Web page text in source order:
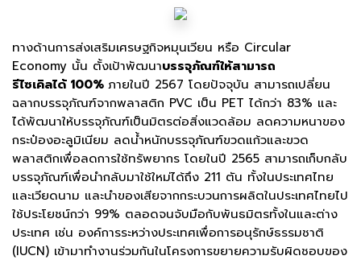
ทางด้านการส่งเสริมเศรษฐกิจหมุนเวียน หรือ Circular
Economy นั้น ตั้งเป้าพัฒนาบรรจุภัณฑ์ให้สามารถ
รีไซเคิลได้ 100% ภายในปี 2567 โดยปัจจุบัน สามารถเปลี่ยน
ฉลากบรรจุภัณฑ์จากพลาสติก PVC เป็น PET ได้กว่า 83% และ
ได้พัฒนาให้บรรจุภัณฑ์เป็นมิตรต่อสิ่งแวดล้อม ลดความหนาของ
กระป๋องอะลูมิเนียม ลดน้ำหนักบรรจุภัณฑ์ขวดแก้วและขวด
พลาสติกเพื่อลดการใช้ทรัพยากร โดยในปี 2565 สามารถเก็บกลับ
บรรจุภัณฑ์เพื่อนำกลับมาใช้ใหม่ได้ถึง 211 ตัน ทั้งในประเทศไทย
และเวียดนาม และนำของเสียจากกระบวนการผลิตในประเทศไทยไป
ใช้ประโยชน์กว่า 99% ตลอดจนจับมือกับพันธมิตรทั้งในและต่าง
ประเทศ เช่น องค์การระหว่างประเทศเพื่อการอนุรักษ์ธรรมชาติ
(IUCN) เข้ามาทำงานร่วมกันในโครงการขยายความรับผิดชอบของ